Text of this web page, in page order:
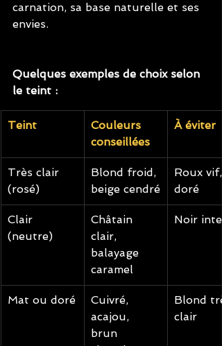
carnation, sa base naturelle et ses
envies.
Quelques exemples de choix selon
le teint :
Teint
Couleurs
conseillées
À éviter
Très clair
(rosé)
Blond froid,
beige cendré
Roux vif,
doré
Clair
(neutre)
Châtain
clair,
balayage
caramel
Noir
Mat ou doré
Cuivré,
acajou,
brun
Blond
clair